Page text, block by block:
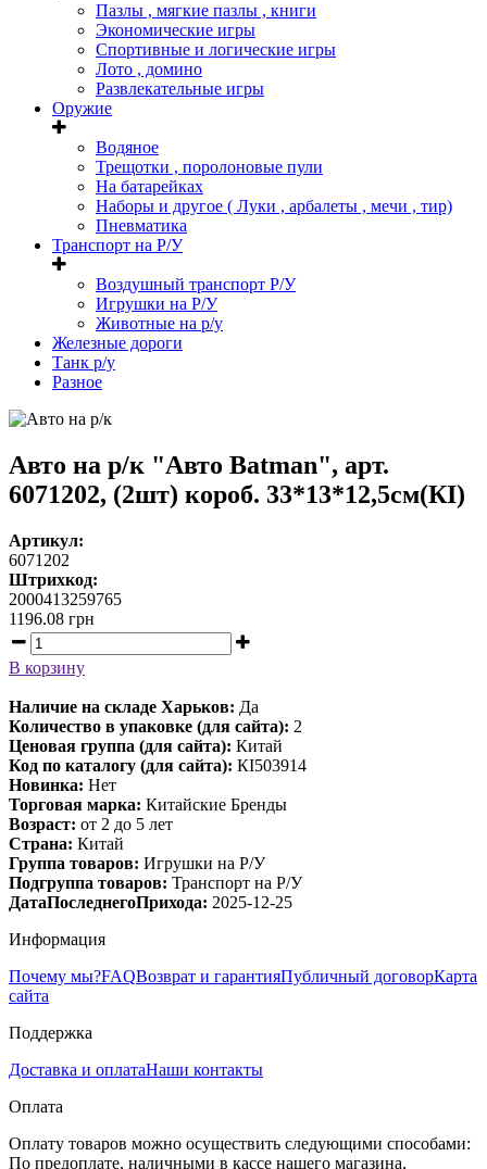
Пазлы , мягкие пазлы , книги
Экономические игры
Спортивные и логические игры
Лото , домино
Развлекательные игры
Оружие
Водяное
Трещотки , поролоновые пули
На батарейках
Наборы и другое ( Луки , арбалеты , мечи , тир)
Пневматика
Транспорт на Р/У
Воздушный транспорт Р/У
Игрушки на Р/У
Животные на р/у
Железные дороги
Танк р/у
Разное
Авто на р/к "Авто Batman", арт.
6071202, (2шт) короб. 33*13*12,5см(КІ)
Артикул:
6071202
Штрихкод:
2000413259765
1196.08 грн
В корзину
Наличие на складе Харьков: Да
Количество в упаковке (для сайта): 2
Ценовая группа (для сайта): Китай
Код по каталогу (для сайта): КІ503914
Новинка: Нет
Торговая марка: Китайские Бренды
Возраст: от 2 до 5 лет
Страна: Китай
Группа товаров: Игрушки на Р/У
Подгруппа товаров: Транспорт на Р/У
ДатаПоследнегоПрихода: 2025-12-25
Информация
Почему мы?FAQВозврат и гарантияПубличный договорКарта
сайта
Поддержка
Доставка и оплатаНаши контакты
Оплата
Оплату товаров можно осуществить следующими способами:
По предоплате, наличными в кассе нашего магазина,